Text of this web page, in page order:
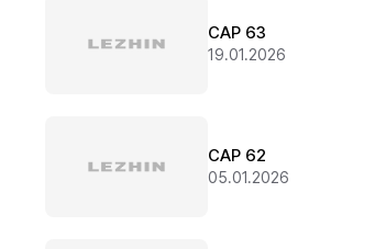
CAP 63
19.01.2026
CAP 62
05.01.2026